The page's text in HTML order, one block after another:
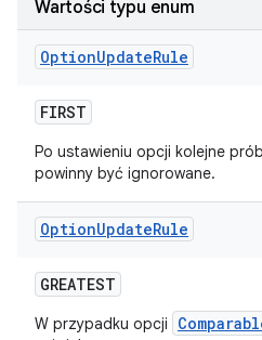
Wartości typu enum
OptionUpdateRule
FIRST
Po ustawieniu opcji kolejne
powinny być ignorowane.
OptionUpdateRule
GREATEST
W przypadku opcji